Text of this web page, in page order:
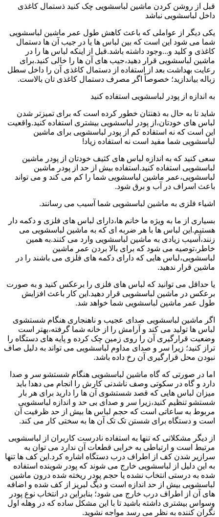
قبل از روشن کردن ماشین لباسشویی چک کنید ذستمال کاغذی
داخل لباسشویی نباشد
یکی دیگر از عواملی که باعث کاهش طول عمر ماشین لباسشویی
شما می شود این است که بین لباس ها یا در جیب آن ها دستمال
کاغذی و کلید و...وجود داشته باشد.قبل از اینکه لباس ها را در
ماشین لباسشویی قرار دهید،جیب های آن ها را خالی کنید.برای
رعایت بهداشت بعد از استفاده از دستمال کاغذی آن را داخل سطل
زباله بیاندازید؛ خصوصاً اگر مصرف دستمال کاغذی تان بالاست.
به اندازه از پودر لباسشویی استفاده کنید
شاید تا به حال به ذهنتان خطور کرده است که برای تمیزتر شدن
لباس های خودتان،از پودر لباسشویی بیشتری استفاده کنید.واقعیت
این است که نه استفاده کم از پودر لباسشویی برای ماشین
لباسشویی شما مفید است نه استفاده زیاد!
سعی کنید که به اندازه لباس های کثیف خودتان از پودر ماشین
لباسشویی استفاده کنید.استفاده بیش از حد از پودر ماشین
لباسشویی،عمر ماشین لباسشویی شما را کم می کند و می تواند
باعث اسراف در آب و برق شود.
اشیاء فلزی به ماشین لباسشویی شما آسیب می رسانند.
بسیاری از ما به ویژه ما خانم ها،دارای لباس های فلزی و دکمه دار
هستیم.این لباس ها با هر ضربه ای که به ماشین لباسشویی می
زنند،آسیب زیادی به ماشین لباسشویی وارد می کنند.به همین
خاطر،توصیه می شود که برای بالا بردن عمر ماشین
لباسشویی،لباس هایی که دارای دکمه های فلزی می باشند را در
ماشین قرار ندهید.
یا حداقل می توانید که لباس های فلزی را برعکس کنید و به صورت
برعکس در ماشین لباسشویی قرار دهید.این کار باعث افزایش
طول عمر ماشین لباسشویی شما خواهد شد.
اگر ماشین لباسشویی صدای عجیب و ناهنجاری هنگام شستشوی
لباس ها تولید می کند و آرامش را از خانه شما گرفته،بهتر است
وضعیت قرارگیری آن را روی زمین چک کرده و پایه های دستگاه را
تراز کنید؛ زیرا سر و صدای مداوم لباسشویی می تواند به دلیل صاف
نبودن محل قرارگیری آن رخ داده باشد.
اما در صورتی که گاه ماشین لباسشویی هنگام شستشو سر و صدا
دارد و گاه در سکوتی وصف ناشدنی کارش را انجام می دهد! باید
میزان لباس هایی که قصد شستشوی آن ها را دارید برای هر بار
شستشو تنظیم کنید،زیرا سر و صدای بی حد و اندازه لباسشویی
مربوط به ساعاتی است که حجم لباس ها بیش از حد ظرفیت آن
است و دستگاه برای شستن تک تک آن ها به سختی کار می کند.
از دیگر مشکلاتی که تنها به استفاده نادرست کاربران از لباسشویی
مرتبط است و ارتباطی به خرابی قطعات آن ندارد می توان به
سرازیر شدن کف از اطراف درب دستگاه اشاره کرد.این کف ها تنها
به این دلیل از لباسشویی خارج می شوند که پودر شوینده استفاده
شده به درستی انتخاب نشده یا حجم پودر ریخته شده درون ماشین
لباسشویی بیش از حد اندازه است و دیگ لبریز از کف شده و اضافه
های آن از اطراف درب خارج می شود؛ بنابراین در انتخاب نوع پودر
وسواس بیشتری داشته باشید تا با این مشکل ساده که در وهله اول
نگران کننده به نظر می رسد مواجه نشوید.